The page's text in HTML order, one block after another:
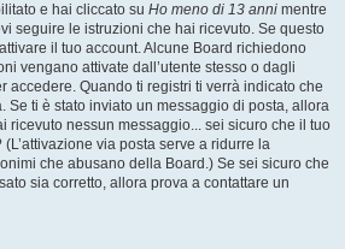
e hai cliccato su Ho meno di 13 anni mentre
seguire le istruzioni che hai ricevuto. Se questo
il tuo account. Alcune Board richiedono
vengano attivate dall’utente stesso o dagli
accedere. Quando ti registri ti verrà indicato che
Se ti è stato inviato un messaggio di posta, allora
ricevuto nessun messaggio... sei sicuro che il tuo
via posta serve a ridurre la
che abusano della Board.) Se sei sicuro che
sia corretto, allora prova a contattare un